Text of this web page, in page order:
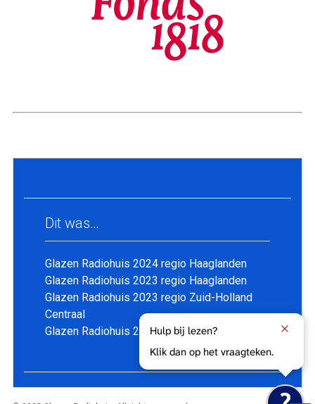
Dit was…
Glazen Radiohuis 2024 regio Haaglanden
Glazen Radiohuis 2023 regio Haaglanden
Glazen Radiohuis 2023 regio Zuid-Holland
Centraal
Glazen Radiohuis 2022 regio Haaglanden
Hulp bij lezen?
Klik dan op het vraagteken.